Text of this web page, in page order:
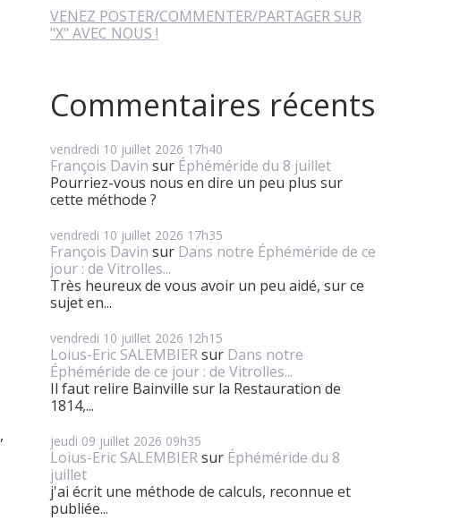
,
VENEZ POSTER/COMMENTER/PARTAGER SUR
"X" AVEC NOUS !
Commentaires récents
vendredi 10 juillet 2026 17h40
François Davin sur Éphéméride du 8 juillet
Pourriez-vous nous en dire un peu plus sur
cette méthode ?
vendredi 10 juillet 2026 17h35
François Davin sur Dans notre Éphéméride de ce
jour : de Vitrolles...
Très heureux de vous avoir un peu aidé, sur ce
sujet en...
vendredi 10 juillet 2026 12h15
Loius-Eric SALEMBIERsur Dans notre
Éphéméride de ce jour : de Vitrolles...
Il faut relire Bainville sur la Restauration de
1814,...
jeudi 09 juillet 2026 09h35
Loius-Eric SALEMBIERsur Éphéméride du 8
juillet
j'ai écrit une méthode de calculs, reconnue et
publiée...